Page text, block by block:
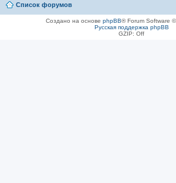
Список форумов
Создано на основе phpBB® Forum Software
Русская поддержка phpBB
GZIP: Off